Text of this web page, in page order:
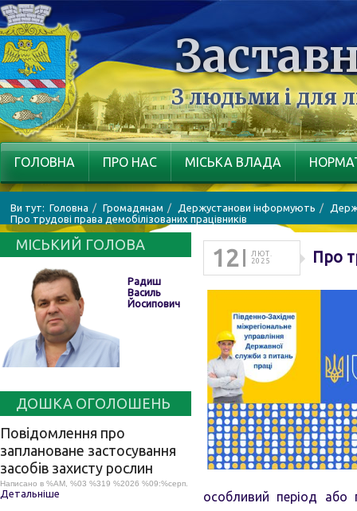
З людьми і для
ГОЛОВНА ПРО НАС МІСЬКА ВЛАДА
Ви тут: Головна Громадянам Держустанови інформують
Про трудові права демобілізованих працівників
МІСЬКИЙ ГОЛОВА
Радиш
Василь
Йосипович
ДОШКА ОГОЛОШЕНЬ
Повідомлення про
заплановане застосування
засобів захисту рослин
Написано в %AM, %03 %319 %2026 %09:%серп.
Детальніше
12
ЛЮТ.
2025
Про
особливий період